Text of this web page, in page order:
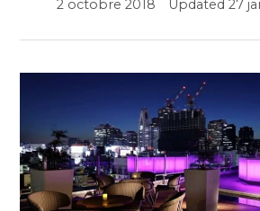
2 octobre 2018
Updated27